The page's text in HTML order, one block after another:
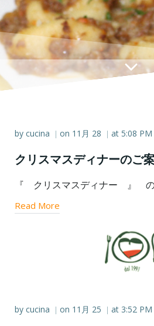
by cucina | on 11月 28 | at 5:08 PM
クリスマスディナーのご
『 クリスマスディナー 』
Read More
by cucina | on 11月 25 | at 3:52 PM